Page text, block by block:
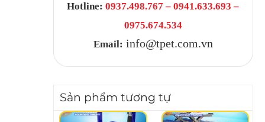
Hotline: 0937.498.767 – 0941.633.693 –
0975.674.534
Email: info@tpet.com.vn
Sản phẩm tương tự